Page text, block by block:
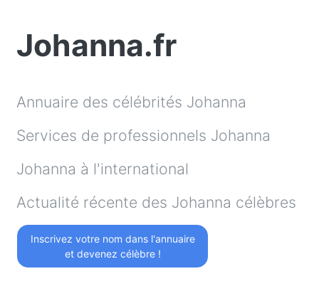
Johanna.fr
Annuaire des célébrités Johanna
Services de professionnels Johanna
Johanna à l'international
Actualité récente des Johanna célèbres
Inscrivez votre nom dans l'annuaire
et devenez célèbre !